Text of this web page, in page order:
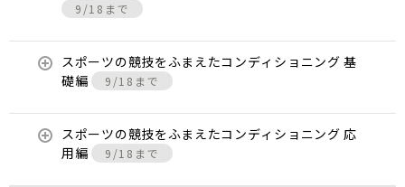
9/18まで
スポーツの競技をふまえたコンディショニング 基
礎編
9/18まで
スポーツの競技をふまえたコンディショニング 応
用編
9/18まで